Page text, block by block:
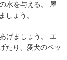
水を与える。 屋
しょう。
げましょう。 エ
たり、愛犬のベッ